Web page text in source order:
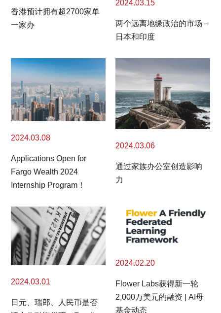
香港预计拥有超2700家单
一家办
2024.03.15
两个远离地缘政治的市场 –
日本和印度
2024.03.08
Applications Open for
Fargo Wealth 2024
Internship Program！
2024.03.06
通过家族办公室创造影响
力
2024.03.01
日元、瑞郎、人民币是否
2024.02.20
Flower Labs获得新一轮
2,000万美元的融资 | AI母
基金动态